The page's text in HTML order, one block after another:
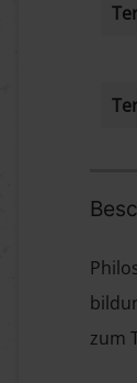
zum